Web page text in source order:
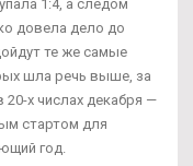
1:4, а следом
довела дело до
те же самые
шла речь выше, за
х числах декабря —
стартом для
год.